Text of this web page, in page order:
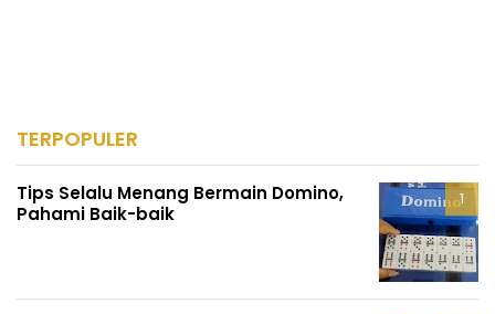
TERPOPULER
Tips Selalu Menang Bermain Domino,
Pahami Baik-baik